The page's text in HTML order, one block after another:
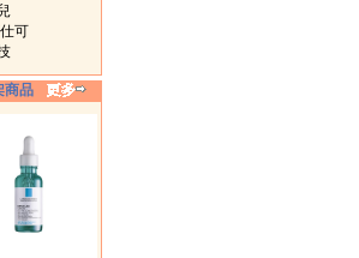
可
商品